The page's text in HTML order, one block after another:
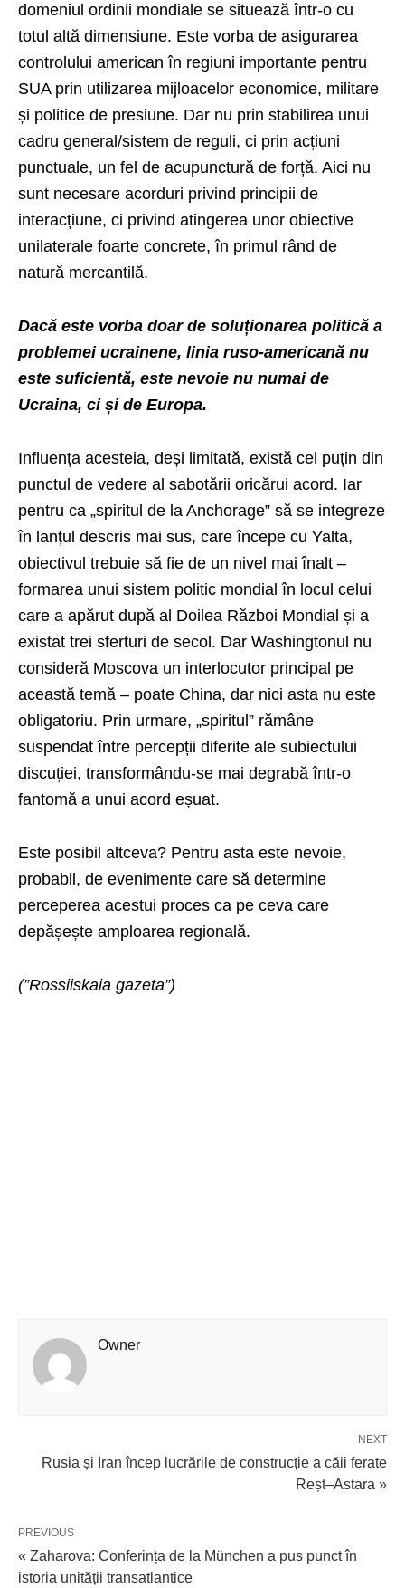
domeniul ordinii mondiale se situează într-o cu
totul altă dimensiune. Este vorba de asigurarea
controlului american în regiuni importante pentru
SUA prin utilizarea mijloacelor economice, militare
și politice de presiune. Dar nu prin stabilirea unui
cadru general/sistem de reguli, ci prin acțiuni
punctuale, un fel de acupunctură de forță. Aici nu
sunt necesare acorduri privind principii de
interacțiune, ci privind atingerea unor obiective
unilaterale foarte concrete, în primul rând de
natură mercantilă.
Dacă este vorba doar de soluționarea politică a
problemei ucrainene, linia ruso-americană nu
este suficientă, este nevoie nu numai de
Ucraina, ci și de Europa.
Influența acesteia, deși limitată, există cel puțin din
punctul de vedere al sabotării oricărui acord. Iar
pentru ca „spiritul de la Anchorage” să se integreze
în lanțul descris mai sus, care începe cu Yalta,
obiectivul trebuie să fie de un nivel mai înalt –
formarea unui sistem politic mondial în locul celui
care a apărut după al Doilea Război Mondial și a
existat trei sferturi de secol. Dar Washingtonul nu
consideră Moscova un interlocutor principal pe
această temă – poate China, dar nici asta nu este
obligatoriu. Prin urmare, „spiritul” rămâne
suspendat între percepții diferite ale subiectului
discuției, transformându-se mai degrabă într-o
fantomă a unui acord eșuat.
Este posibil altceva? Pentru asta este nevoie,
probabil, de evenimente care să determine
perceperea acestui proces ca pe ceva care
depășește amploarea regională.
(”Rossiiskaia gazeta”)
Owner
NEXT
Rusia și Iran încep lucrările de construcție a căii ferate
Reșt–Astara »
PREVIOUS
« Zaharova: Conferința de la München a pus punct în
istoria unității transatlantice